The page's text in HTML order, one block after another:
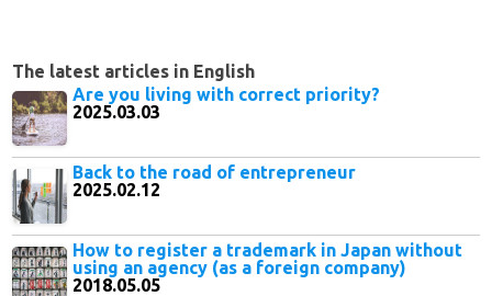
The latest articles in English
Are you living with correct priority?
2025.03.03
Back to the road of entrepreneur
2025.02.12
How to register a trademark in Japan without
using an agency (as a foreign company)
2018.05.05